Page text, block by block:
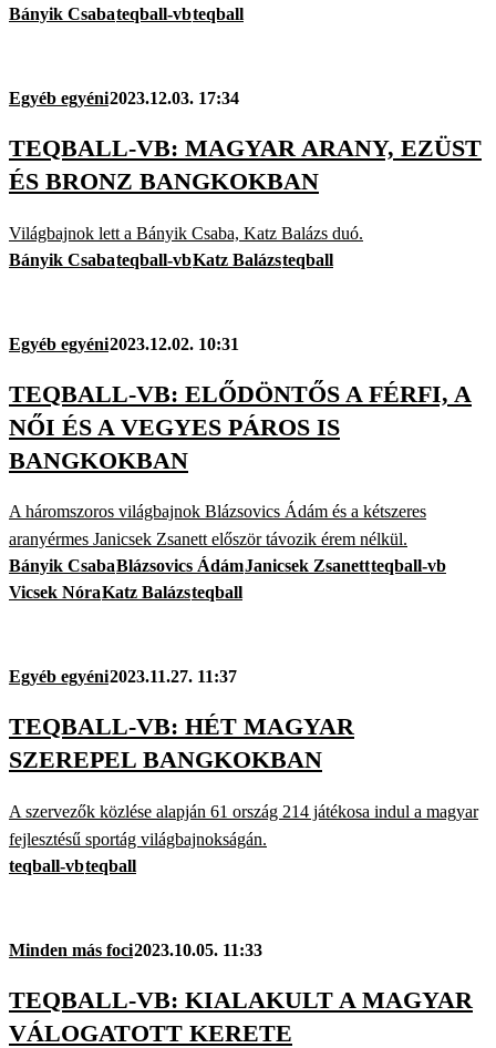
Bányik Csabateqball-vbteqball
Egyéb egyéni2023.12.03. 17:34
TEQBALL-VB: MAGYAR ARANY, EZÜST
ÉS BRONZ BANGKOKBAN
Világbajnok lett a Bányik Csaba, Katz Balázs duó.
Bányik Csabateqball-vbKatz Balázsteqball
Egyéb egyéni2023.12.02. 10:31
TEQBALL-VB: ELŐDÖNTŐS A FÉRFI, A
NŐI ÉS A VEGYES PÁROS IS
BANGKOKBAN
A háromszoros világbajnok Blázsovics Ádám és a kétszeres
aranyérmes Janicsek Zsanett először távozik érem nélkül.
Bányik CsabaBlázsovics ÁdámJanicsek Zsanettteqball-vb
Vicsek NóraKatz Balázsteqball
Egyéb egyéni2023.11.27. 11:37
TEQBALL-VB: HÉT MAGYAR
SZEREPEL BANGKOKBAN
A szervezők közlése alapján 61 ország 214 játékosa indul a magyar
fejlesztésű sportág világbajnokságán.
teqball-vbteqball
Minden más foci2023.10.05. 11:33
TEQBALL-VB: KIALAKULT A MAGYAR
VÁLOGATOTT KERETE